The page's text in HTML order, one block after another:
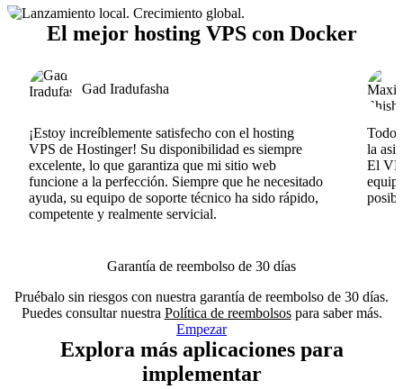
El mejor hosting VPS con Docker
Gad Iradufasha
¡Estoy increíblemente satisfecho con el hosting
VPS de Hostinger! Su disponibilidad es siempre
excelente, lo que garantiza que mi sitio web
funcione a la perfección. Siempre que he necesitado
ayuda, su equipo de soporte técnico ha sido rápido,
competente y realmente servicial.
Todo
la
El
Garantía de reembolso de 30 días
Pruébalo sin riesgos con nuestra garantía de reembolso de 30 días.
Puedes consultar nuestra Política de reembolsospara saber más.
Empezar
Explora más aplicaciones para
implementar